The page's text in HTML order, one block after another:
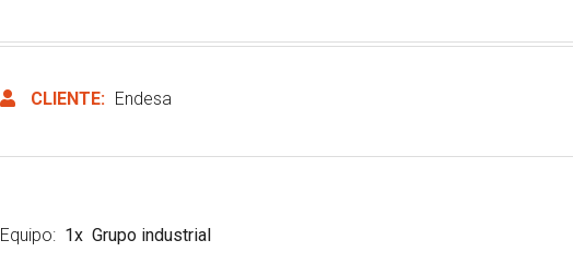
CLIENTE: Endesa
Equipo: 1x Grupo industrial